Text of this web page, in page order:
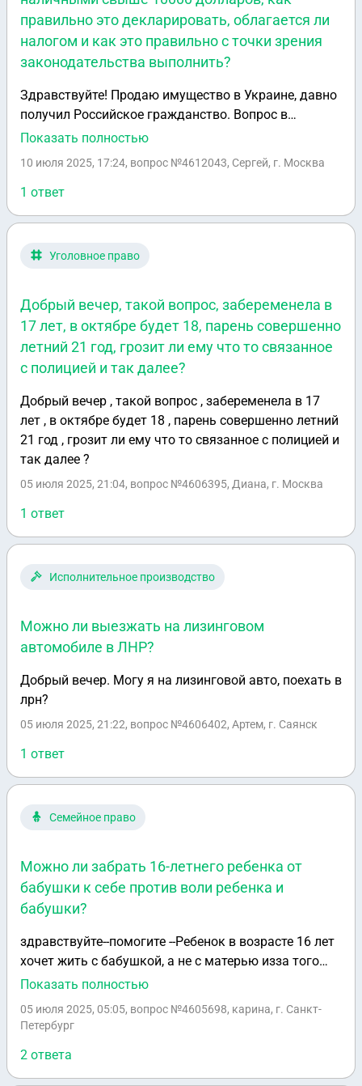
правильно это декларировать, облагается ли
налогом и как это правильно с точки зрения
законодательства выполнить?
Здравствуйте! Продаю имущество в Украине, давно
получил Российское гражданство. Вопрос в
следующем: можно ли ввозить сумму наличными
декларировать, облагается ли налогом и как это
правильно с точки зрения законодательства
выполнить?
Показать полностью
10 июля 2025, 17:24, вопрос №4612043, Сергей, г. Москва
1 ответ
Уголовное право
Добрый вечер, такой вопрос, забеременела в
17 лет, в октябре будет 18, парень совершенно
летний 21 год, грозит ли ему что то связанное
с полицией и так далее?
Добрый вечер , такой вопрос , забеременела в 17
лет , в октябре будет 18 , парень совершенно летний
21 год , грозит ли ему что то связанное с полицией и
так далее ?
05 июля 2025, 21:04, вопрос №4606395, Диана, г. Москва
1 ответ
Исполнительное производство
Можно ли выезжать на лизинговом
автомобиле в ЛНР?
Добрый вечер. Могу я на лизинговой авто, поехать в
лрн?
05 июля 2025, 21:22, вопрос №4606402, Артем, г. Саянск
1 ответ
Семейное право
Можно ли забрать 16-летнего ребенка от
бабушки к себе против воли ребенка и
бабушки?
здравствуйте--помогите --Ребенок в возрасте 16 лет
хочет жить c бабушкой, а не с матерью изза того
что бабушка разрешает гулять где хочет и скем
шляться-парни-сигареты-маты-выпивка-и компании
бабушкой, мать помогала деньгами покупками
школой итп-изза тогоо что жила с другим
Показать полностью
05 июля 2025, 05:05, вопрос №4605698, карина, г. Санкт-
Петербург
2 ответа